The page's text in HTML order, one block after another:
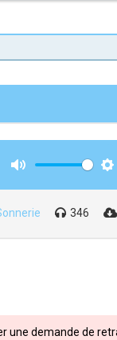
346
une demande de